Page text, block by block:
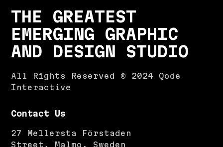
THE GREATEST
EMERGING GRAPHIC
AND DESIGN STUDIO
All Rights Reserved © 2024 Qode
Interactive
Contact Us
27 Mellersta Förstaden
Street, Malmo, Sweden